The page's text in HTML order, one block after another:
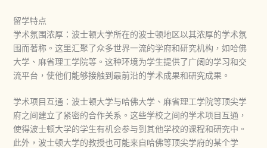
留学特点
学术氛围浓厚：波士顿大学所在的波士顿地区以其浓厚的学术氛
围而著称。这里汇聚了众多世界一流的学府和研究机构，如哈佛
大学、麻省理工学院等。这种环境为学生提供了广阔的学习和交
流平台，使他们能够接触到最前沿的学术成果和研究成果。
学术项目互通：波士顿大学与哈佛大学、麻省理工学院等顶尖学
府之间建立了紧密的合作关系。这些学校之间的学术项目互通，
使得波士顿大学的学生有机会参与到其他学校的课程和研究中。
此外，波士顿大学的教授也可能来自哈佛等顶尖学府的某个学